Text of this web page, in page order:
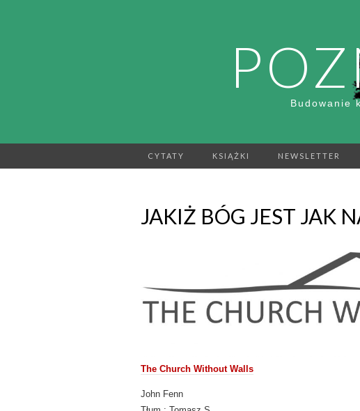
Budowanie
CYTATY KSIĄŻKI NEWSLETTER
JAKIŻ BÓG JEST JAK
The Church Without Walls
John Fenn